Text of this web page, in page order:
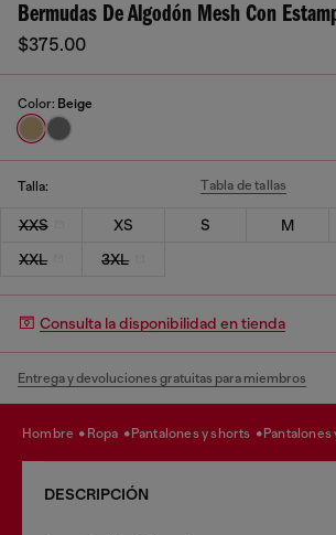
Bermudas De Algodón Mesh Con
$375.00
Color: Beige
Talla: Tabla de tallas
XXS XS S M
XXL
3XL
Consulta la disponibilidad en tienda
Entrega y devoluciones gratuitas para miembros
hombre ropa pantalones y shorts
DESCRIPCIÓN